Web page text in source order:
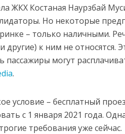
ЖКХ Костаная Наурзбай
Но некоторые
– только наличными.
к ним не относятся.
пассажиры могут
.
условие – бесплатный
с 1 января 2021 года.
требования уже сейчас.